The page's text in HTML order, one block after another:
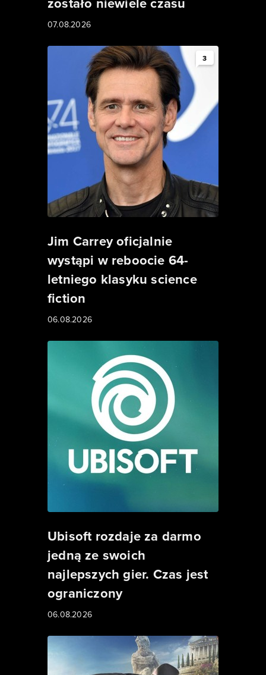
07.08.2026
3
Jim Carrey oficjalnie
wystąpi w reboocie 64-
letniego klasyku science
fiction
06.08.2026
Ubisoft rozdaje za darmo
jedną ze swoich
najlepszych gier. Czas jest
ograniczony
06.08.2026